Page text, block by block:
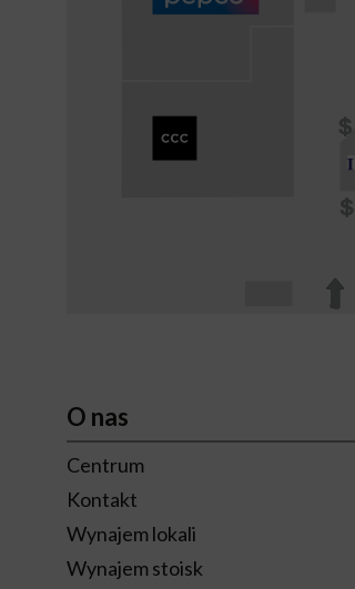
O nas
Centrum
Kontakt
Wynajem lokali
Wynajem stoisk